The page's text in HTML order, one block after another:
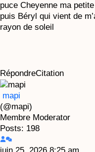
puce Cheyenne ma
puis Béryl qui vient de
rayon de soleil
RépondreCitation
mapi
(@mapi)
Membre Moderator
Posts: 198